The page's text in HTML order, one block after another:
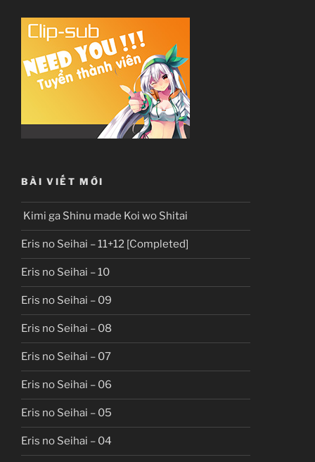
BÀI VIẾT MỚI
Kimi ga Shinu made Koi wo Shitai
Eris no Seihai – 11+12 [Completed]
Eris no Seihai – 10
Eris no Seihai – 09
Eris no Seihai – 08
Eris no Seihai – 07
Eris no Seihai – 06
Eris no Seihai – 05
Eris no Seihai – 04